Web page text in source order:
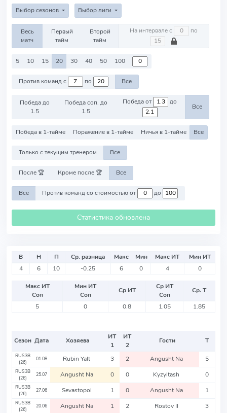
Выбор сезонов Выбор лиги
Весь
матч
Первый
тайм
Второй
тайм
На интервале с по
5 10 15 20 30 40 50 100
Против команд с по Все
Победа до
1.5
Победа соп. до
1.5
Победа от до
Все
Победа в 1-тайме Поражение в 1-тайме Ничья в 1-тайме Все
Только с текущим тренером Все
После 🏆 Кроме после 🏆 Все
Все Против команд со стоимостью от до
Статистика обновлена
В Н П Ср. разница Макс Мин Макс ИТ
Мин ИТ
4
6 10 -0.25 6 0 4 0
Макс ИТ
Соп
Мин ИТ
Соп
Ср ИТ
Ср ИТ
Соп
Ср. Т
5
0 0.8 1.05 1.85
Сезон Дата Хозяева
ИТ
1
ИТ
2
Гости Т
RUS3B
(26)
01.08 Rubin Yalt 3 2 Angusht Na 5
RUS3B
(26)
25.07 Angusht Na 0 0 Kyzyltash 0
RUS3B
(26)
27.06 Sevastopol 1 0 Angusht Na 1
RUS3B
(26)
20.06 Angusht Na 1 2 Rostov II 3